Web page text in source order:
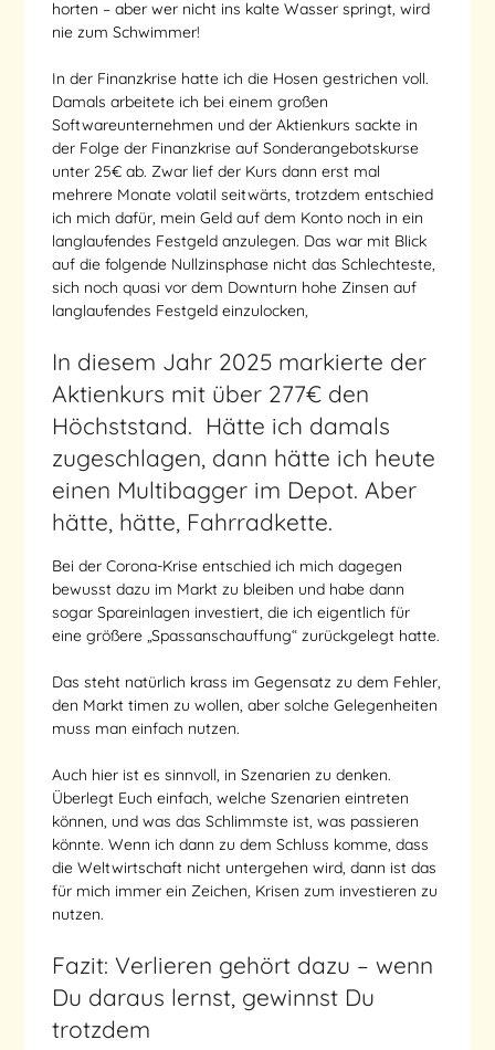
horten – aber wer nicht ins kalte Wasser springt, wird
nie zum Schwimmer!
In der Finanzkrise hatte ich die Hosen gestrichen voll.
Damals arbeitete ich bei einem großen
Softwareunternehmen und der Aktienkurs sackte in
der Folge der Finanzkrise auf Sonderangebotskurse
unter 25€ ab. Zwar lief der Kurs dann erst mal
mehrere Monate volatil seitwärts, trotzdem entschied
ich mich dafür, mein Geld auf dem Konto noch in ein
langlaufendes Festgeld anzulegen. Das war mit Blick
auf die folgende Nullzinsphase nicht das Schlechteste,
sich noch quasi vor dem Downturn hohe Zinsen auf
langlaufendes Festgeld einzulocken,
In diesem Jahr 2025 markierte der
Aktienkurs mit über 277€ den
Höchststand. Hätte ich damals
zugeschlagen, dann hätte ich heute
einen Multibagger im Depot. Aber
hätte, hätte, Fahrradkette.
Bei der Corona-Krise entschied ich mich dagegen
bewusst dazu im Markt zu bleiben und habe dann
sogar Spareinlagen investiert, die ich eigentlich für
eine größere „Spassanschauffung“ zurückgelegt hatte.
Das steht natürlich krass im Gegensatz zu dem Fehler,
den Markt timen zu wollen, aber solche Gelegenheiten
muss man einfach nutzen.
Auch hier ist es sinnvoll, in Szenarien zu denken.
Überlegt Euch einfach, welche Szenarien eintreten
können, und was das Schlimmste ist, was passieren
könnte. Wenn ich dann zu dem Schluss komme, dass
die Weltwirtschaft nicht untergehen wird, dann ist das
für mich immer ein Zeichen, Krisen zum investieren zu
nutzen.
Fazit: Verlieren gehört dazu – wenn
Du daraus lernst, gewinnst Du
trotzdem